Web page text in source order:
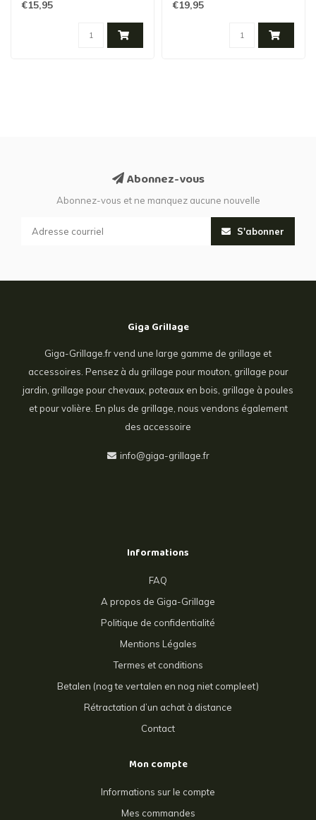
€15,95 €19,95
Abonnez-vous
Abonnez-vous et ne manquez aucune nouvelle
S'abonner
Giga Grillage
Giga-Grillage.fr vend une large gamme de grillage et
accessoires. Pensez à du grillage pour mouton, grillage pour
jardin, grillage pour chevaux, poteaux en bois, grillage à poules
et pour volière. En plus de grillage, nous vendons également
des accessoire
info@giga-grillage.fr
Informations
FAQ
A propos de Giga-Grillage
Politique de confidentialité
Mentions Légales
Termes et conditions
Betalen (nog te vertalen en nog niet compleet)
Rétractation d’un achat à distance
Contact
Mon compte
Informations sur le compte
Mes commandes